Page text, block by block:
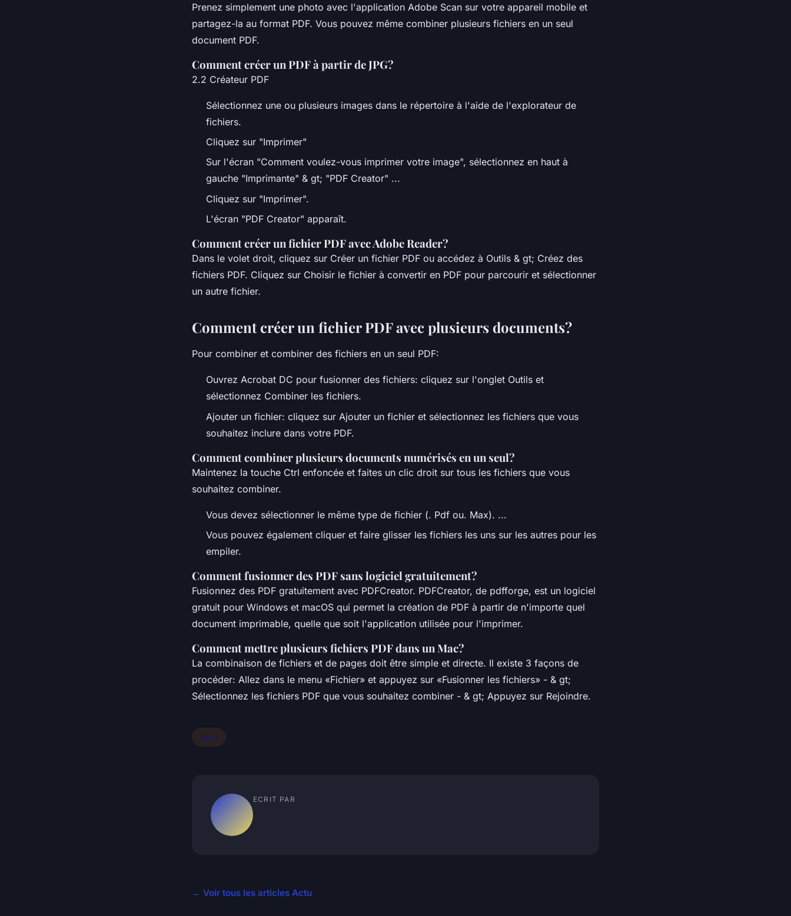
Prenez simplement une photo avec l'application Adobe Scan sur votre appareil mobile et
partagez-la au format PDF. Vous pouvez même combiner plusieurs fichiers en un seul
document PDF.
Comment créer un PDF à partir de JPG?
2.2 Créateur PDF
Sélectionnez une ou plusieurs images dans le répertoire à l'aide de l'explorateur de
fichiers.
Cliquez sur "Imprimer"
Sur l'écran "Comment voulez-vous imprimer votre image", sélectionnez en haut à
gauche "Imprimante" & gt; "PDF Creator" ...
Cliquez sur "Imprimer".
L'écran "PDF Creator" apparaît.
Comment créer un fichier PDF avec Adobe Reader?
Dans le volet droit, cliquez sur Créer un fichier PDF ou accédez à Outils & gt; Créez des
fichiers PDF. Cliquez sur Choisir le fichier à convertir en PDF pour parcourir et sélectionner
un autre fichier.
Comment créer un fichier PDF avec plusieurs documents?
Pour combiner et combiner des fichiers en un seul PDF:
Ouvrez Acrobat DC pour fusionner des fichiers: cliquez sur l'onglet Outils et
sélectionnez Combiner les fichiers.
Ajouter un fichier: cliquez sur Ajouter un fichier et sélectionnez les fichiers que vous
souhaitez inclure dans votre PDF.
Comment combiner plusieurs documents numérisés en un seul?
Maintenez la touche Ctrl enfoncée et faites un clic droit sur tous les fichiers que vous
souhaitez combiner.
Vous devez sélectionner le même type de fichier (. Pdf ou. Max). ...
Vous pouvez également cliquer et faire glisser les fichiers les uns sur les autres pour les
empiler.
Comment fusionner des PDF sans logiciel gratuitement?
Fusionnez des PDF gratuitement avec PDFCreator. PDFCreator, de pdfforge, est un logiciel
gratuit pour Windows et macOS qui permet la création de PDF à partir de n'importe quel
document imprimable, quelle que soit l'application utilisée pour l'imprimer.
Comment mettre plusieurs fichiers PDF dans un Mac?
La combinaison de fichiers et de pages doit être simple et directe. Il existe 3 façons de
procéder: Allez dans le menu «Fichier» et appuyez sur «Fusionner les fichiers» - & gt;
Sélectionnez les fichiers PDF que vous souhaitez combiner - & gt; Appuyez sur Rejoindre.
Actu
ECRIT PAR
← Voir tous les articles Actu